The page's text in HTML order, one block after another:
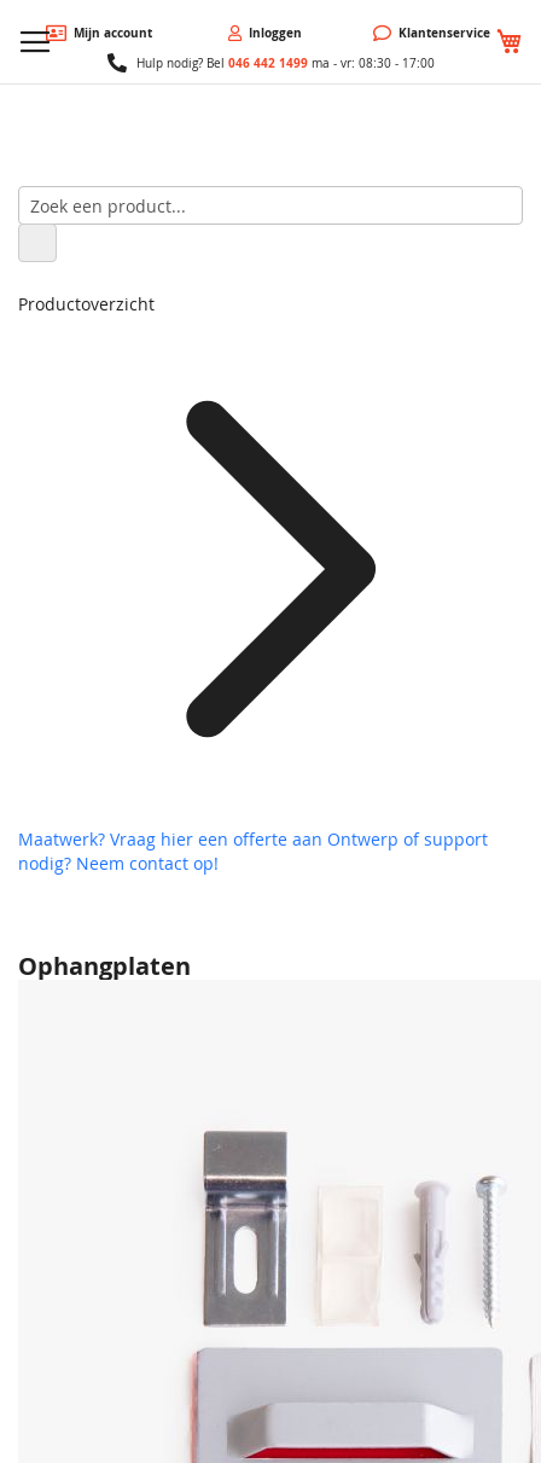
Mijn account Inloggen Klantenservice
Hulp nodig? Bel 046 442 1499ma - vr: 08:30 - 17:00
Ophangplaten
Productoverzicht
Maatwerk? Vraag hier een offerte aan Ontwerp of support
nodig? Neem contact op!